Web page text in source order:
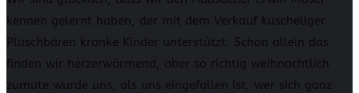
kennen gelernt haben, der mit dem Verkauf kuscheliger
Plüschbären kranke Kinder unterstützt. Schon allein das
finden wir herzerwärmend, aber so richtig weihnachtlich
zumute wurde uns, als uns eingefallen ist, wer sich ganz